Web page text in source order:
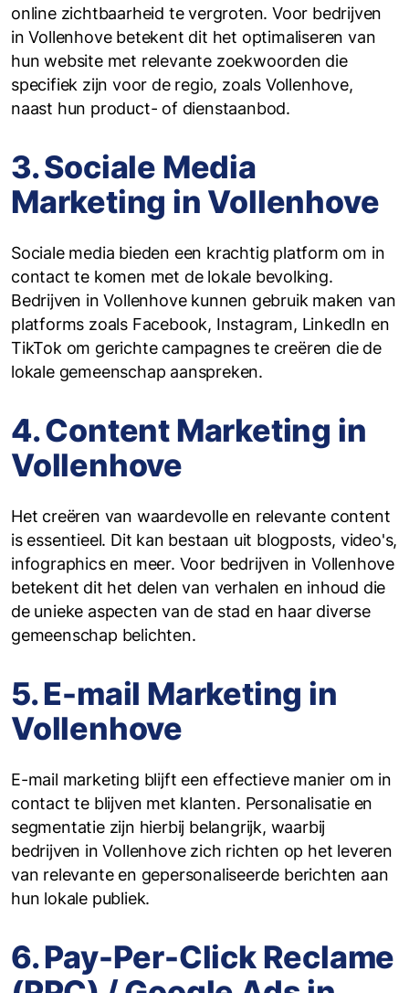
online zichtbaarheid te vergroten. Voor bedrijven
in Vollenhove betekent dit het optimaliseren van
hun website met relevante zoekwoorden die
specifiek zijn voor de regio, zoals Vollenhove,
naast hun product- of dienstaanbod.
3. Sociale Media
Marketing in Vollenhove
Sociale media bieden een krachtig platform om in
contact te komen met de lokale bevolking.
Bedrijven in Vollenhove kunnen gebruik maken van
platforms zoals Facebook, Instagram, LinkedIn en
TikTok om gerichte campagnes te creëren die de
lokale gemeenschap aanspreken.
4. Content Marketing in
Vollenhove
Het creëren van waardevolle en relevante content
is essentieel. Dit kan bestaan uit blogposts, video's,
infographics en meer. Voor bedrijven in Vollenhove
betekent dit het delen van verhalen en inhoud die
de unieke aspecten van de stad en haar diverse
gemeenschap belichten.
5. E-mail Marketing in
Vollenhove
E-mail marketing blijft een effectieve manier om in
contact te blijven met klanten. Personalisatie en
segmentatie zijn hierbij belangrijk, waarbij
bedrijven in Vollenhove zich richten op het leveren
van relevante en gepersonaliseerde berichten aan
hun lokale publiek.
6. Pay-Per-Click Reclame